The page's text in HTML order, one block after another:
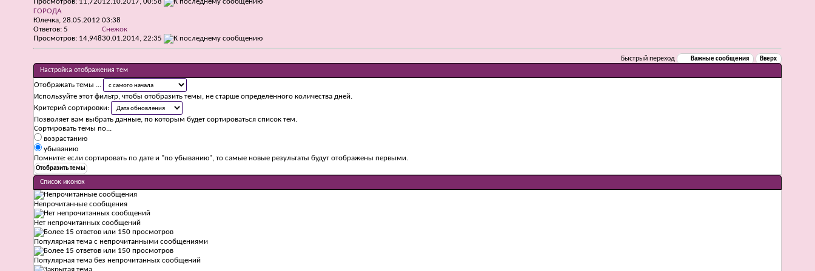
ГОРОДА
Юлечка, 28.05.2012 03:38
Ответов: 5
Просмотров: 14,948
Снежок
30.01.2014, 22:35
Быстрый переход Важные сообщения Вверх
Настройка отображения тем
Отображать темы ...
Используйте этот фильтр, чтобы отобразить темы, не старше определённого количества дней.
Критерий сортировки:
Позволяет вам выбрать данные, по которым будет сортироваться список тем.
Сортировать темы по...
возрастанию
убыванию
Помните: если сортировать по дате и "по убыванию", то самые новые результаты будут отображены первыми.
Список иконок
Непрочитанные сообщения
Нет непрочитанных сообщений
Популярная тема с непрочитанными сообщениями
Популярная тема без непрочитанных сообщений